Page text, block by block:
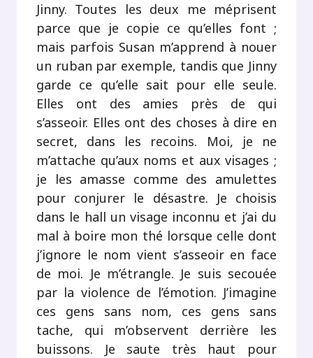
Jinny. Toutes les deux me méprisent
parce que je copie ce qu’elles font ;
mais parfois Susan m’apprend à nouer
un ruban par exemple, tandis que Jinny
garde ce qu’elle sait pour elle seule.
Elles ont des amies près de qui
s’asseoir. Elles ont des choses à dire en
secret, dans les recoins. Moi, je ne
m’attache qu’aux noms et aux visages ;
je les amasse comme des amulettes
pour conjurer le désastre. Je choisis
dans le hall un visage inconnu et j’ai du
mal à boire mon thé lorsque celle dont
j’ignore le nom vient s’asseoir en face
de moi. Je m’étrangle. Je suis secouée
par la violence de l’émotion. J’imagine
ces gens sans nom, ces gens sans
tache, qui m’observent derrière les
buissons. Je saute très haut pour